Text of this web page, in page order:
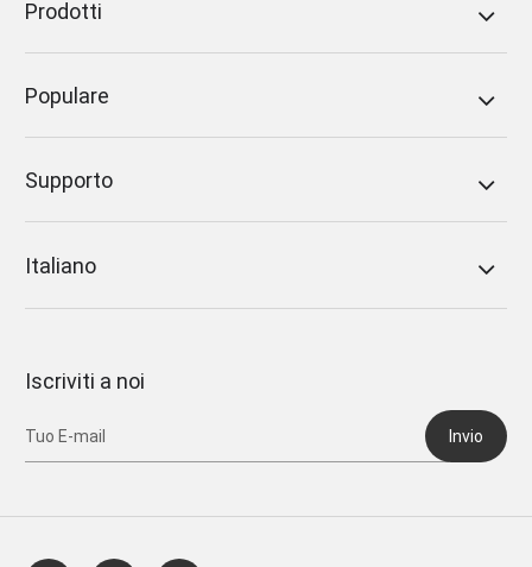
Frozen
Prodotti
Populare
Supporto
Italiano
Iscriviti a noi
Invio